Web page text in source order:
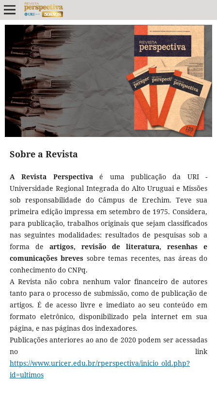
Sobre a Revista
A Revista Perspectivaé uma publicação da URI -
Universidade Regional Integrada do Alto Uruguai e Missões
sob responsabilidade do Câmpus de Erechim. Teve sua
primeira edição impressa em setembro de 1975. Considera,
para publicação, trabalhos originais que sejam classificados
nas seguintes modalidades: resultados de pesquisas sob a
forma de artigos, revisão de literatura, resenhas e
comunicações breves sobre temas recentes, nas áreas do
conhecimento do CNPq.
A Revista não cobra nenhum valor financeiro de autores
tanto para o processo de submissão, como de publicação de
artigos. É de acesso livre e imediato ao seu conteúdo em
formato eletrônico, disponibilizado pela internet em sua
página, e nas páginas dos indexadores.
Publicações anteriores ao ano de 2020 podem ser acessadas
no link
https://www.uricer.edu.br/rperspectiva/inicio_old.php?
id=ultimos